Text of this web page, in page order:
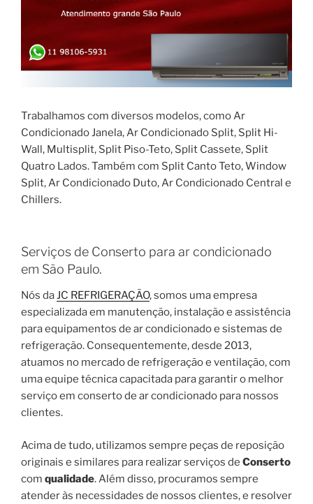
Trabalhamos com diversos modelos, como Ar
Condicionado Janela, Ar Condicionado Split, Split Hi-
Wall, Multisplit, Split Piso-Teto, Split Cassete, Split
Quatro Lados. Também com Split Canto Teto, Window
Split, Ar Condicionado Duto, Ar Condicionado Central e
Chillers.
Serviços de Conserto para ar condicionado
em São Paulo.
Nós daJC REFRIGERAÇÃO, somos uma empresa
especializada em manutenção, instalação e assistência
para equipamentos de ar condicionado e sistemas de
refrigeração. Consequentemente, desde 2013,
atuamos no mercado de refrigeração e ventilação, com
uma equipe técnica capacitada para garantir o melhor
serviço em conserto de ar condicionado para nossos
clientes.
Acima de tudo, utilizamos sempre peças de reposição
originais e similares para realizar serviços de Conserto
com qualidade. Além disso, procuramos sempre
atender às necessidades de nossos clientes, e resolver